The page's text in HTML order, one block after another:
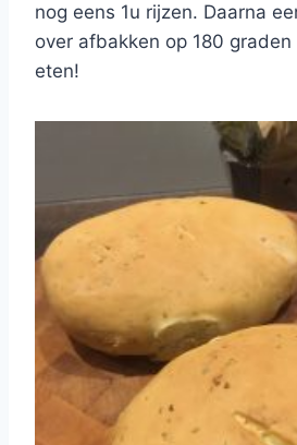
nog eens 1u rijzen. Daarna
over afbakken op 180
eten!